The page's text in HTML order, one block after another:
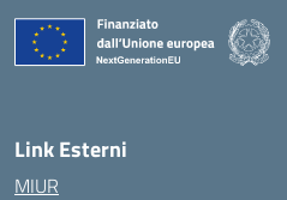
Link Esterni
MIUR